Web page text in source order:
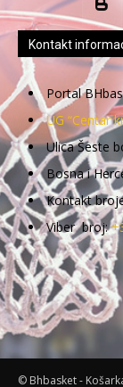
Kontakt
Portal
UG “Centar
Ulica Šeste
Bosna i
Kontakt
Viber broj:
© Bhbasket -